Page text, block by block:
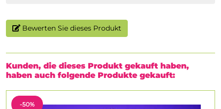
Bewerten Sie dieses Produkt
Kunden, die dieses Produkt gekauft haben,
haben auch folgende Produkte gekauft:
-50%